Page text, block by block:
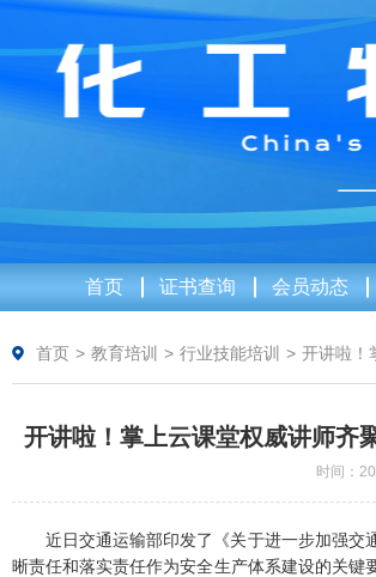
首页 证书查询 会员动态
首页 > 教育培训 > 行业技能培训 > 开讲啦！
开讲啦！掌上云课堂权威讲师齐
时间：
近日交通运输部印发了《关于进一步加强交
晰责任和落实责任作为安全生产体系建设的关